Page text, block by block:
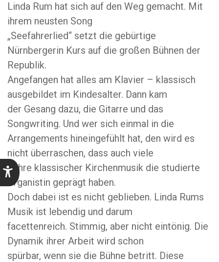
Linda Rum hat sich auf den Weg gemacht. Mit
ihrem neusten Song
„Seefahrerlied“ setzt die gebürtige
Nürnbergerin Kurs auf die großen Bühnen der
Republik.
Angefangen hat alles am Klavier – klassisch
ausgebildet im Kindesalter. Dann kam
der Gesang dazu, die Gitarre und das
Songwriting. Und wer sich einmal in die
Arrangements hineingefühlt hat, den wird es
nicht überraschen, dass auch viele
Jahre klassischer Kirchenmusik die studierte
Organistin geprägt haben.
Doch dabei ist es nicht geblieben. Linda Rums
Musik ist lebendig und darum
facettenreich. Stimmig, aber nicht eintönig. Die
Dynamik ihrer Arbeit wird schon
spürbar, wenn sie die Bühne betritt. Diese